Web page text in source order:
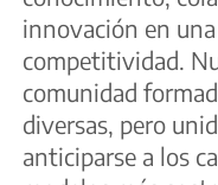
innovación en
competitividad.
comunidad
diversas, pero
anticiparse a los